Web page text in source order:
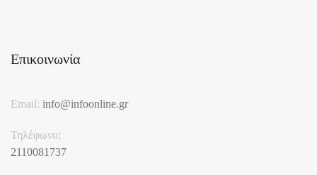
Επικοινωνία
Email: info@infoonline.gr
Τηλέφωνο:
2110081737